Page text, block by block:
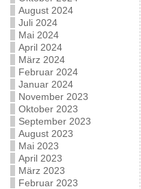
August 2024
Juli 2024
Mai 2024
April 2024
März 2024
Februar 2024
Januar 2024
November 2023
Oktober 2023
September 2023
August 2023
Mai 2023
April 2023
März 2023
Februar 2023